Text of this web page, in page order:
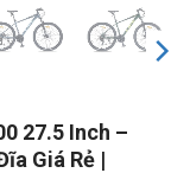
27.5 Inch –
Giá Rẻ |